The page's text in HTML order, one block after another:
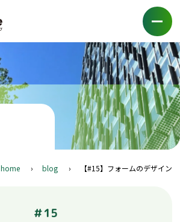
home blog 【#15】フォームのデザイン